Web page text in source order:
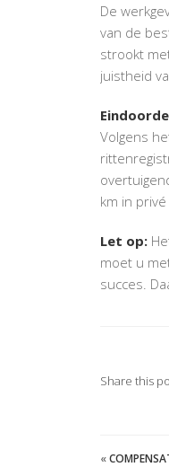
De
van de
strookt
juistheid
Volgens
km in
Let op:
moet u
succes.
Share this
«